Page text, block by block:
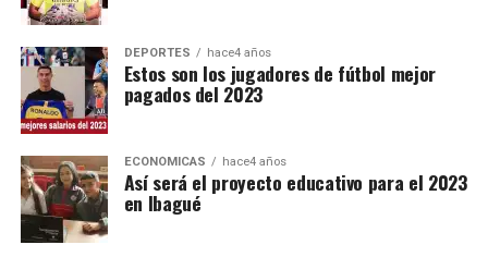
DEPORTES hace4 años
Estos son los jugadores de fútbol mejor
pagados del 2023
ECONÓMICAS hace4 años
Así será el proyecto educativo para el 2023
en Ibagué